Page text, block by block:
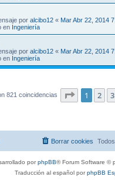
por alcibo12 « Mar Abr 22, 2014
en Ingeniería
por alcibo12 « Mar Abr 22, 2014
en Ingeniería
821 coincidencias Página de
1 2 3
Borrar cookies
porphpBB® Forum Software ©
Traducción al español porphpBB